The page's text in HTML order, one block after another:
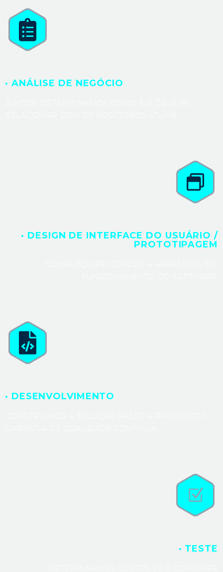
· ANÁLISE DE NEGÓCIO
· DESIGN DE INTERFACE DO USUÁRIO /
PROTOTIPAGEM
· DESENVOLVIMENTO
· TESTE